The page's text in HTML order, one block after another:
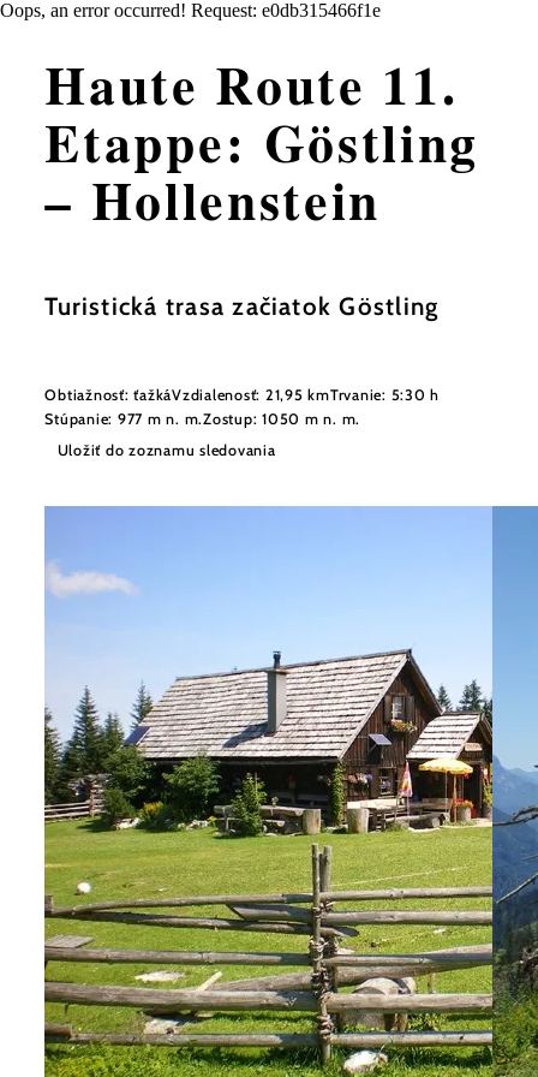
Oops, an error occurred! Request: e0db315466f1e
Haute Route 11.
Etappe: Göstling
– Hollenstein
Turistická trasa začiatok Göstling
Obtiažnosť: ťažkáVzdialenosť: 21,95 kmTrvanie: 5:30 h
Stúpanie: 977 m n. m.Zostup: 1050 m n. m.
Uložiť do zoznamu sledovania